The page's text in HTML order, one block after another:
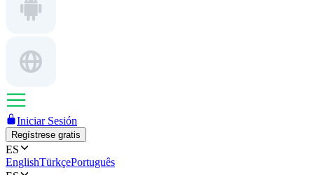
Iniciar Sesión
Regístrese gratis
ES
EnglishTürkçePortuguês